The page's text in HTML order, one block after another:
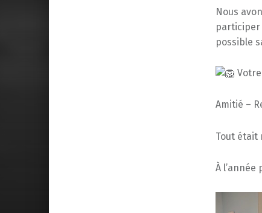
Nous
participer
possible
Amitié –
Tout était
À l’année